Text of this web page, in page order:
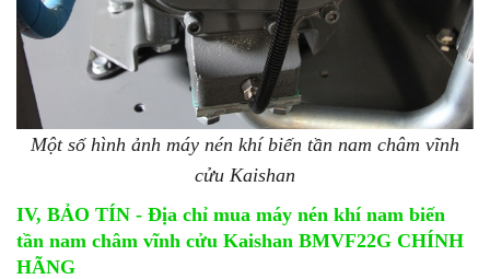
Một số hình ảnh máy nén khí biến tần nam châm vĩnh
cửu Kaishan
IV, BẢO TÍN - Địa chỉ mua máy nén khí nam biến
tần nam châm vĩnh cửu Kaishan BMVF22G CHÍNH
HÃNG